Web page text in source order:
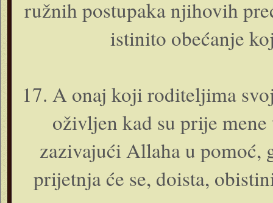
ružnih postupaka njihovih
istinito obećanje
17. A o­naj koji roditeljima
oživljen kad su prije
zazivajući Allaha u pomoć,
prijetnja će se, doista,